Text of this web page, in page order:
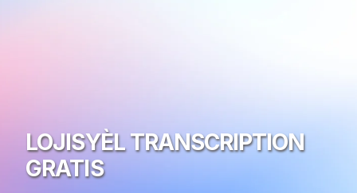
LOJISYÈL TRANSCRIPTION
GRATIS